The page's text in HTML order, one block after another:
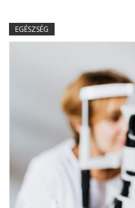
EGÉSZSÉG